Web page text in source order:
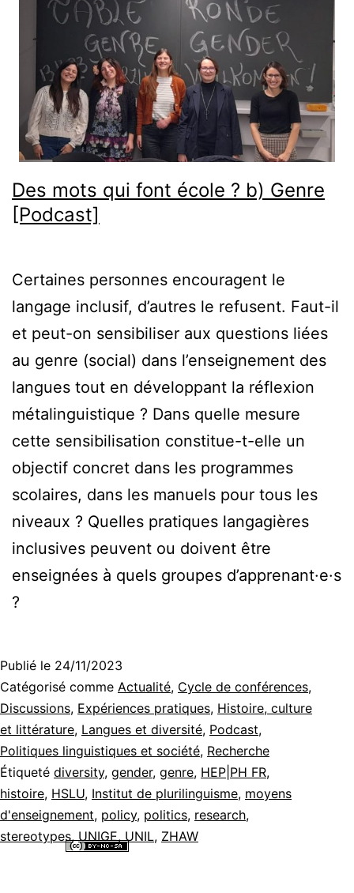
Des mots qui font école ? b) Genre
[Podcast]
Certaines personnes encouragent le
langage inclusif, d’autres le refusent. Faut-il
et peut-on sensibiliser aux questions liées
au genre (social) dans l’enseignement des
langues tout en développant la réflexion
métalinguistique ? Dans quelle mesure
cette sensibilisation constitue-t-elle un
objectif concret dans les programmes
scolaires, dans les manuels pour tous les
niveaux ? Quelles pratiques langagières
inclusives peuvent ou doivent être
enseignées à quels groupes d’apprenant·e·s
?
Publié le 24/11/2023
Catégorisé comme Actualité, Cycle de conférences,
Discussions, Expériences pratiques, Histoire, culture
et littérature, Langues et diversité, Podcast,
Politiques linguistiques et société, Recherche
Étiqueté diversity, gender, genre, HEP|PH FR,
histoire, HSLU, Institut de plurilinguisme, moyens
d'enseignement, policy, politics, research,
stereotypes, UNIGE, UNIL, ZHAW